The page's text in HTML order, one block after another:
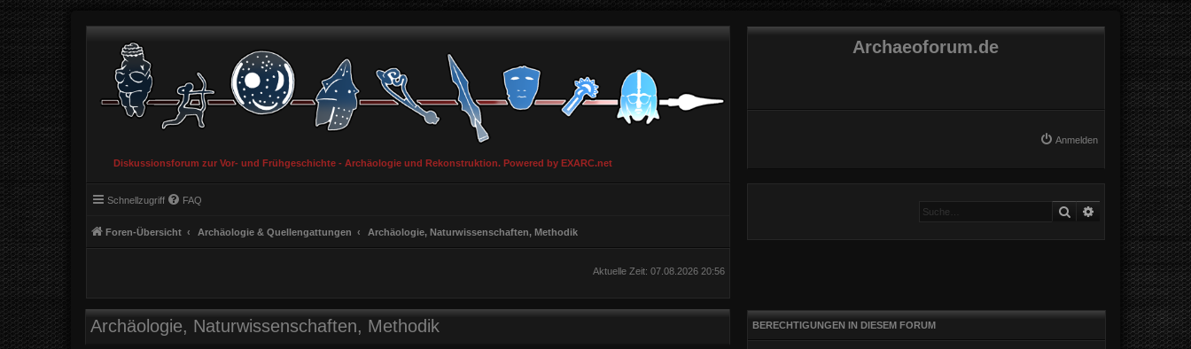
Diskussionsforum zur Vor- und Frühgeschichte - Archäologie und Rekonstruktion. Powered by EXARC.net
Archaeoforum.de
Anmelden
Schnellzugriff FAQ
Foren-Übersicht Archäologie & Quellengattungen Archäologie, Naturwissenschaften, Methodik
Suche Erweiterte Suche
Aktuelle Zeit: 07.08.2026 20:56
Archäologie, Naturwissenschaften, Methodik BERECHTIGUNGEN IN DIESEM FORUM